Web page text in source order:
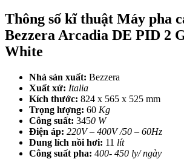
Thông số kĩ thuật Máy pha
Bezzera Arcadia DE PID 2
White
Nhà sản xuất: Bezzera
Xuất xứ: Italia
Kích thước: 824 x 565 x 525 mm
Trọng lượng: 60 Kg
Công suất: 3450 W
Điện áp: 220V – 400V /50 – 60Hz
Dung lích nồi hơi: 11 lít
Công suất pha: 400- 450 ly/ ngày